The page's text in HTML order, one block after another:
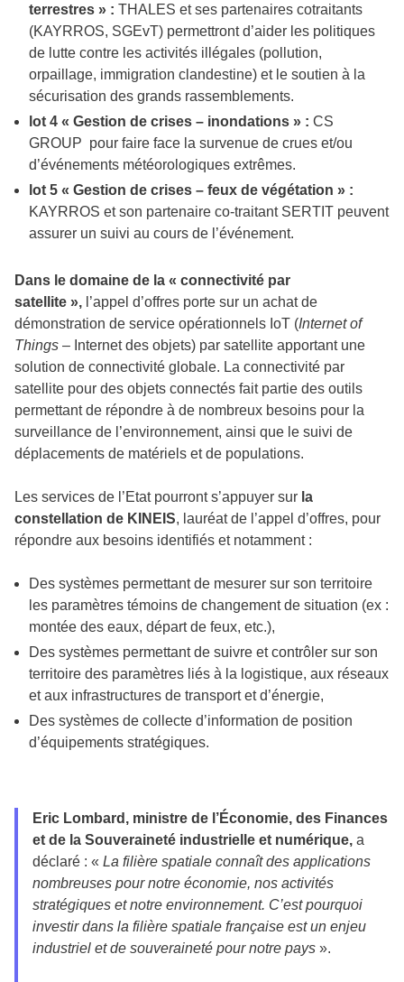
terrestres » : THALES et ses partenaires cotraitants
(KAYRROS, SGEvT) permettront d’aider les politiques
de lutte contre les activités illégales (pollution,
orpaillage, immigration clandestine) et le soutien à la
sécurisation des grands rassemblements.
lot 4 « Gestion de crises – inondations » : CS
GROUP pour faire face la survenue de crues et/ou
d’événements météorologiques extrêmes.
lot 5 « Gestion de crises – feux de végétation » :
KAYRROS et son partenaire co-traitant SERTIT peuvent
assurer un suivi au cours de l’événement.
Dans le domaine de la « connectivité par
satellite », l’appel d’offres porte sur un achat de
démonstration de service opérationnels IoT (Internet of
Things – Internet des objets) par satellite apportant une
solution de connectivité globale. La connectivité par
satellite pour des objets connectés fait partie des outils
permettant de répondre à de nombreux besoins pour la
surveillance de l’environnement, ainsi que le suivi de
déplacements de matériels et de populations.
Les services de l’Etat pourront s’appuyer sur la
constellation de KINEIS, lauréat de l’appel d’offres, pour
répondre aux besoins identifiés et notamment :
Des systèmes permettant de mesurer sur son territoire
les paramètres témoins de changement de situation (ex :
montée des eaux, départ de feux, etc.),
Des systèmes permettant de suivre et contrôler sur son
territoire des paramètres liés à la logistique, aux réseaux
et aux infrastructures de transport et d’énergie,
Des systèmes de collecte d’information de position
d’équipements stratégiques.
Eric Lombard, ministre de l’Économie, des Finances
et de la Souveraineté industrielle et numérique, a
déclaré : « La filière spatiale connaît des applications
nombreuses pour notre économie, nos activités
stratégiques et notre environnement. C’est pourquoi
investir dans la filière spatiale française est un enjeu
industriel et de souveraineté pour notre pays ».